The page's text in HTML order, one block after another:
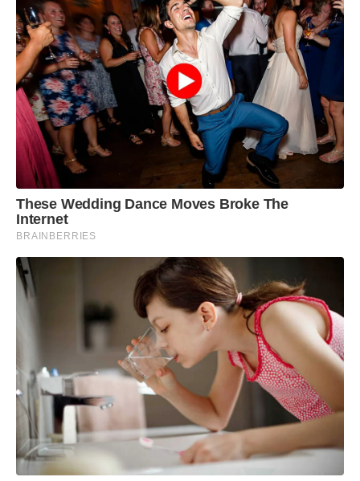
These Wedding Dance Moves Broke The
Internet
BRAINBERRIES